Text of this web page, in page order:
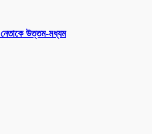
উত্তম-মধ্যম